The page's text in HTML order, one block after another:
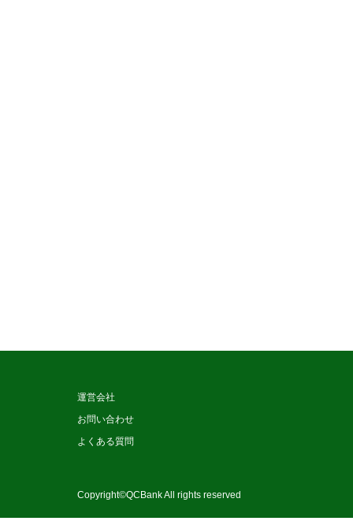
運営会社
お問い合わせ
よくある質問
Copyright©QCBankAll rights reserved